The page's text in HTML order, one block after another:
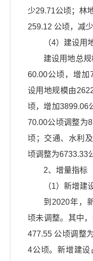
少29.71公顷；林
259.12 公顷，减
（4）建设用
建设用地总
60.00公顷，增加
设用地规模由
顷，增加3899.06
70.00公顷调整为
顷；交通、水利
顷调整为6733.33
2、增量指标
（1）新增建
到2020年，
顷未调整。其中
477.55 公顷调整
4公顷。新增建设